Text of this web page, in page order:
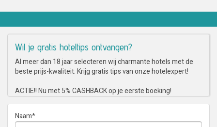
Wil je gratis hoteltips ontvangen?
Al meer dan 18 jaar selecteren wij charmante hotels met de
beste prijs-kwaliteit. Krijg gratis tips van onze hotelexpert!
ACTIE!! Nu met 5% CASHBACK op je eerste boeking!
Naam*